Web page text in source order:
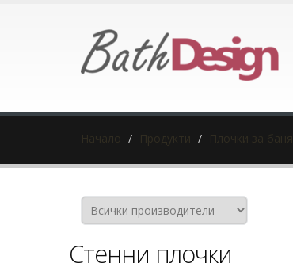
Начало Продукти Плочки за баня
Стенни плочки